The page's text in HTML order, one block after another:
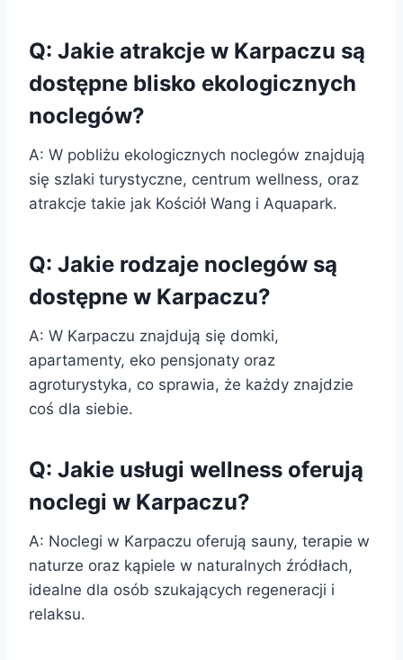
Q: Jakie atrakcje w Karpaczu są
dostępne blisko ekologicznych
noclegów?
A: W pobliżu ekologicznych noclegów znajdują
się szlaki turystyczne, centrum wellness, oraz
atrakcje takie jak Kościół Wang i Aquapark.
Q: Jakie rodzaje noclegów są
dostępne w Karpaczu?
A: W Karpaczu znajdują się domki,
apartamenty, eko pensjonaty oraz
agroturystyka, co sprawia, że każdy znajdzie
coś dla siebie.
Q: Jakie usługi wellness oferują
noclegi w Karpaczu?
A: Noclegi w Karpaczu oferują sauny, terapie w
naturze oraz kąpiele w naturalnych źródłach,
idealne dla osób szukających regeneracji i
relaksu.